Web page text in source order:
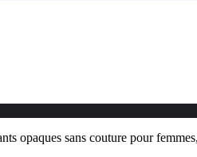
opaques sans couture pour